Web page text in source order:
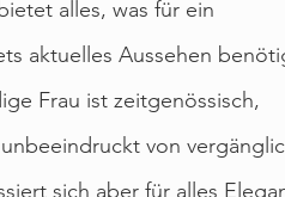
alles, was für ein
aktuelles Aussehen
Frau ist zeitgenössisch,
von
sich aber für alles